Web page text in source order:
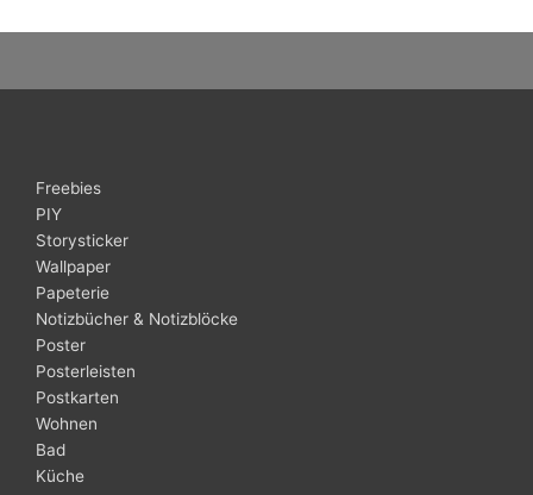
Freebies
PIY
Storysticker
Wallpaper
Papeterie
Notizbücher & Notizblöcke
Poster
Posterleisten
Postkarten
Wohnen
Bad
Küche